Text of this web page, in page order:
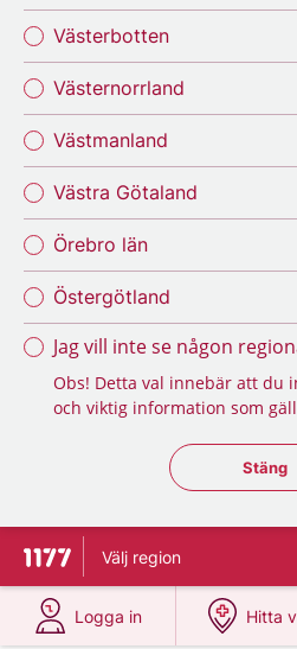
Västerbotten
Västernorrland
Västmanland
Västra Götaland
Örebro län
Östergötland
Jag vill inte se någon
Obs! Detta val innebär att du
och viktig information som
Stäng
Stäng
Till startsidan för 1177
Välj region
Logga in
på 1177.se
Hitta
på